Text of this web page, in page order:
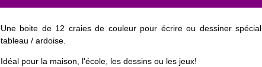
Une boite de 12 craies de couleur pour écrire ou dessiner spécial
tableau / ardoise.
Idéal pour la maison, l'école, les dessins ou les jeux!